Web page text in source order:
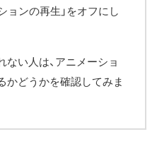
ョンの再生」をオフにし
い人は、アニメーショ
かどうかを確認してみま